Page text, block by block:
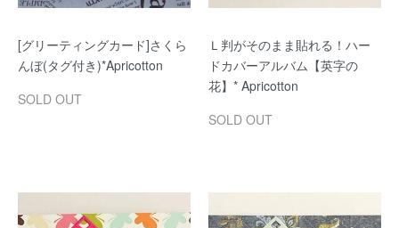
[グリーティングカード]さくら
んぼ(タグ付き)*Apricotton
SOLD OUT
Ｌ判がそのまま貼れる！ハー
ドカバーアルバム【英字の
花】* Apricotton
SOLD OUT